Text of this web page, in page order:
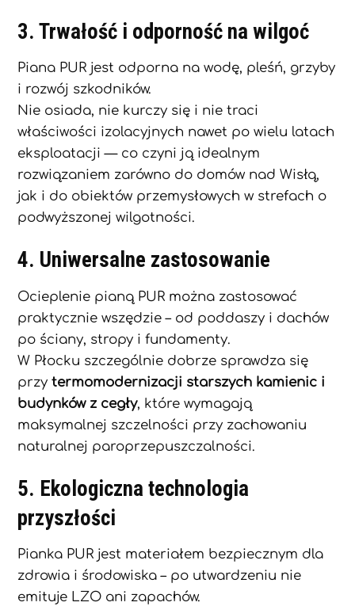
3. Trwałość i odporność na wilgoć
Piana PUR jest odporna na wodę, pleśń, grzyby
i rozwój szkodników.
Nie osiada, nie kurczy się i nie traci
właściwości izolacyjnych nawet po wielu latach
eksploatacji — co czyni ją idealnym
rozwiązaniem zarówno do domów nad Wisłą,
jak i do obiektów przemysłowych w strefach o
podwyższonej wilgotności.
4. Uniwersalne zastosowanie
Ocieplenie pianą PUR można zastosować
praktycznie wszędzie – od poddaszy i dachów
po ściany, stropy i fundamenty.
W Płocku szczególnie dobrze sprawdza się
przytermomodernizacji starszych kamienic i
budynków z cegły, które wymagają
maksymalnej szczelności przy zachowaniu
naturalnej paroprzepuszczalności.
5. Ekologiczna technologia
przyszłości
Pianka PUR jest materiałem bezpiecznym dla
zdrowia i środowiska – po utwardzeniu nie
emituje LZO ani zapachów.